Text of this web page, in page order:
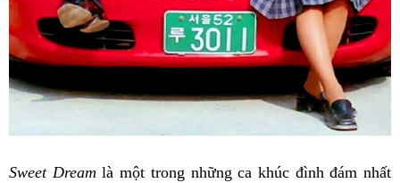
Sweet Dream là một trong những ca khúc đình đám nhất